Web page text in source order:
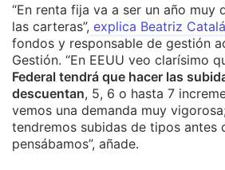
“En renta fija va a ser un año
las carteras”, explica Beatriz
fondos y responsable de gestión
Gestión. “En EEUU veo clarísimo
Federal tendrá que hacer las
descuentan, 5, 6 o hasta 7
vemos una demanda muy
tendremos subidas de tipos antes
pensábamos”, añade.